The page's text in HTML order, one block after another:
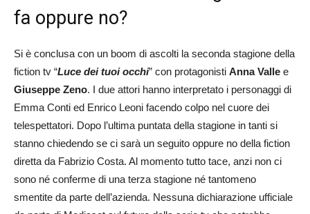
fa oppure no?
Si è conclusa con un boom di ascolti la seconda stagione della
fiction tv “Luce dei tuoi occhi” con protagonisti Anna Valle e
Giuseppe Zeno. I due attori hanno interpretato i personaggi di
Emma Conti ed Enrico Leoni facendo colpo nel cuore dei
telespettatori. Dopo l’ultima puntata della stagione in tanti si
stanno chiedendo se ci sarà un seguito oppure no della fiction
diretta da Fabrizio Costa. Al momento tutto tace, anzi non ci
sono né conferme di una terza stagione né tantomeno
smentite da parte dell’azienda. Nessuna dichiarazione ufficiale